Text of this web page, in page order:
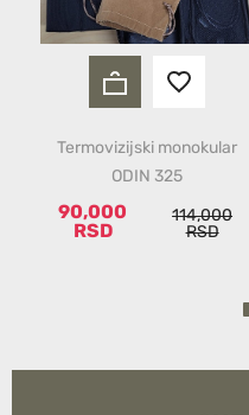
Termovizijski monokular
ODIN 325
114,000
RSD
90,000
RSD